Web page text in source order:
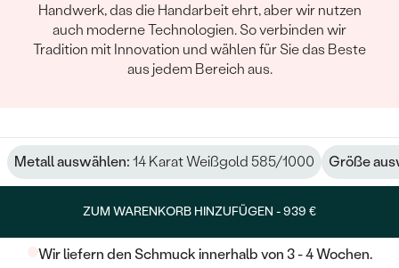
Handwerk, das die Handarbeit ehrt, aber wir nutzen
auch moderne Technologien. So verbinden wir
Tradition mit Innovation und wählen für Sie das Beste
aus jedem Bereich aus.
Metall auswählen: 14 Karat Weißgold 585/1000 Größe
ZUM WARENKORB HINZUFÜGEN -939 €
Wir liefern den Schmuck innerhalb von 3 - 4 Wochen.